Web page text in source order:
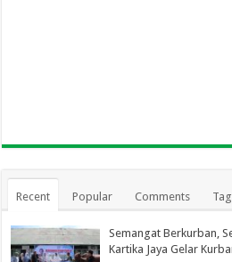
Recent Popular Comments
Semangat Berkurban,
Kartika Jaya Gelar